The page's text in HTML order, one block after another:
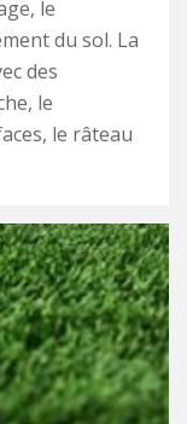
le
du sol. La
des
le
le râteau